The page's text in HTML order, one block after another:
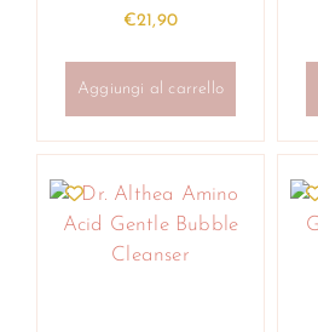
€21,90
Aggiungi al carrello